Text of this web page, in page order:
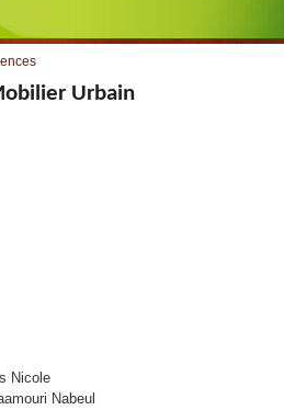
Urbain
Nicole
Nabeul